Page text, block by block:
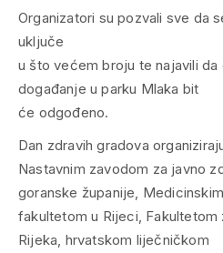
Organizatori su pozvali sve da
uključe
u što većem broju te najavili da
događanje u parku Mlaka bit
će odgođeno.
Dan zdravih gradova
Nastavnim zavodom za javno
goranske županije, Medicinskim
fakultetom u Rijeci, Fakultetom
Rijeka, hrvatskom liječničkom